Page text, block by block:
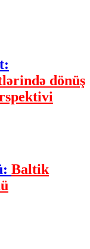
dönüş
Baltik